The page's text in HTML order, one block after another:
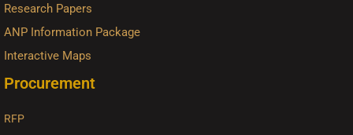
Research Papers
ANP Information Package
Interactive Maps
Procurement
RFP